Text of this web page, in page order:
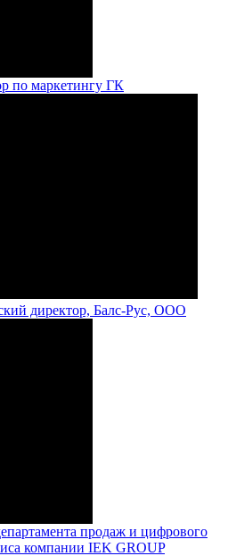
по маркетингу ГК
директор, Балс-Рус, ООО
продаж и цифрового
компании IEK GROUP